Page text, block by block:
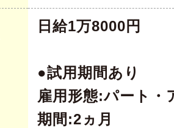
日給1万8000円
●試用期間あり
雇用形態:パート・
期間:2ヵ月